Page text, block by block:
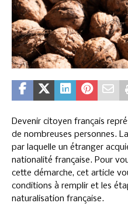
Devenir citoyen français
de nombreuses personnes.
par laquelle un étranger
nationalité française. Pour
cette démarche, cet article
conditions à remplir et les
naturalisation française.